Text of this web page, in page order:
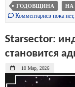
ГОДОВЩИНА НА
Комментариев пока
Starsector:
становится
10 Мар, 2026